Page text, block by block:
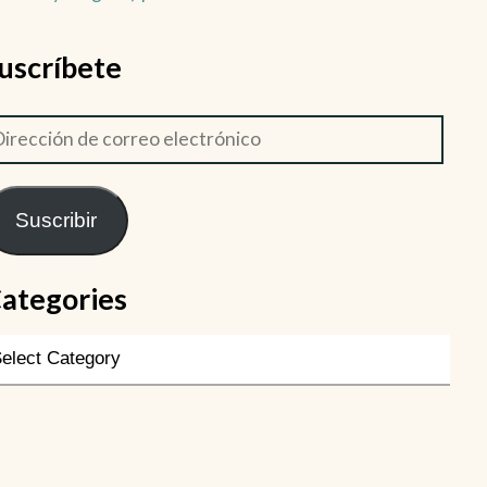
Suscribir